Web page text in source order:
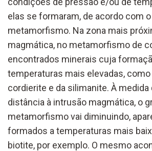
elas se formaram, de acordo com
metamorfismo. Na zona mais
magmática, no metamorfismo de
encontrados minerais cuja
temperaturas mais elevadas, como
cordierite e da silimanite. À medida
distância à intrusão magmática, o
metamorfismo vai diminuindo,
formados a temperaturas mais
biotite, por exemplo. O mesmo